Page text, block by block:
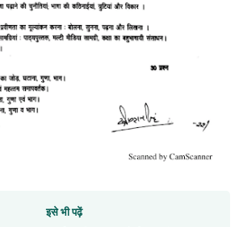
इसे भी पढ़ें